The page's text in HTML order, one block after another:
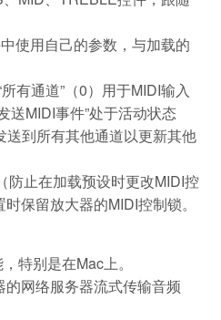
使用自己的参数，与加载的
有通道”（0）用于MIDI输入
送MIDI事件”处于活动状态
送到所有其他通道以更新其他
防止在加载预设时更改MIDI控
保留放大器的MIDI控制锁。
特别是在Mac上。
网络服务器流式传输音频